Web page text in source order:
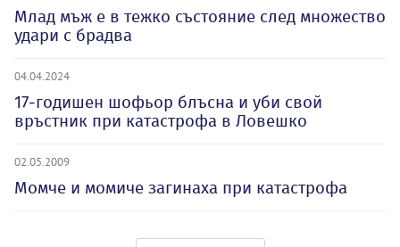
Млад мъж е в тежко състояние след множество
удари с брадва
04.04.2024
17-годишен шофьор блъсна и уби свой
връстник при катастрофа в Ловешко
02.05.2009
Момче и момиче загинаха при катастрофа